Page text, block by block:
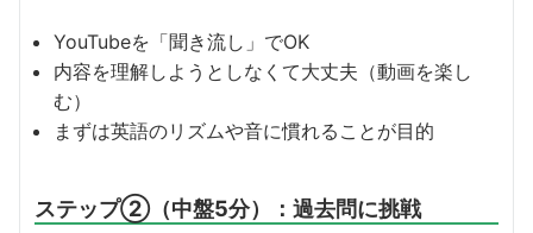
YouTubeを「聞き流し」でOK
内容を理解しようとしなくて大丈夫（動画を楽し
む）
まずは英語のリズムや音に慣れることが目的
ステップ②（中盤5分）：過去問に挑戦